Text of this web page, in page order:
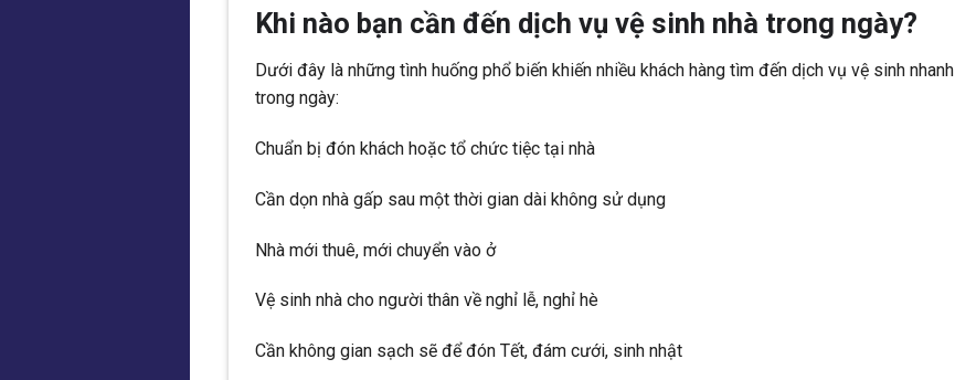
Khi nào bạn cần đến dịch vụ vệ sinh nhà trong ngày?
Dưới đây là những tình huống phổ biến khiến nhiều khách hàng tìm đến dịch vụ vệ sinh nhanh
trong ngày:
Chuẩn bị đón khách hoặc tổ chức tiệc tại nhà
Cần dọn nhà gấp sau một thời gian dài không sử dụng
Nhà mới thuê, mới chuyển vào ở
Vệ sinh nhà cho người thân về nghỉ lễ, nghỉ hè
Cần không gian sạch sẽ để đón Tết, đám cưới, sinh nhật